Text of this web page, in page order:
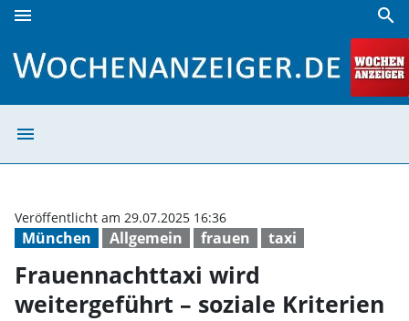
menu search
menu
München Allgemein frauen taxi
Veröffentlicht am 29.07.2025 16:36
Frauennachttaxi wird
weitergeführt – soziale Kriterien